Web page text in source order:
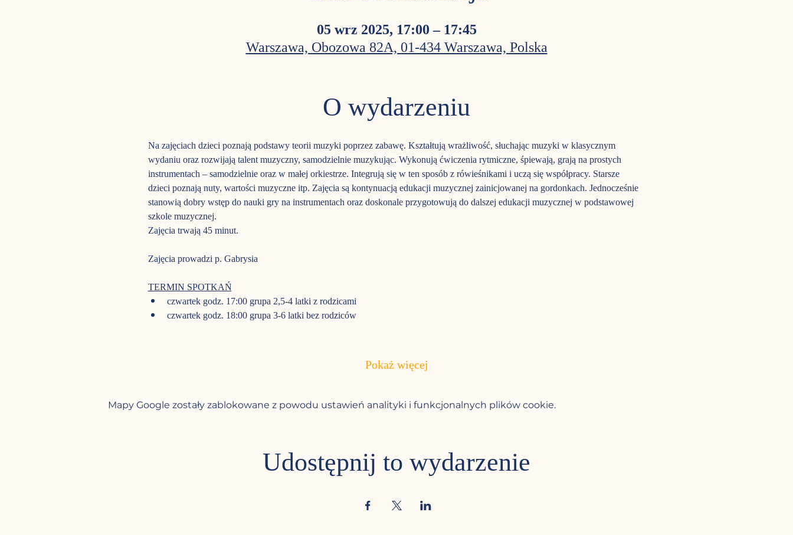
05 wrz 2025, 17:00 – 17:45
Warszawa, Obozowa 82A, 01-434 Warszawa, Polska
O wydarzeniu
Na zajęciach dzieci poznają podstawy teorii muzyki poprzez zabawę. Kształtują wrażliwość, słuchając muzyki w klasycznym
wydaniu oraz rozwijają talent muzyczny, samodzielnie muzykując. Wykonują ćwiczenia rytmiczne, śpiewają, grają na prostych
instrumentach – samodzielnie oraz w małej orkiestrze. Integrują się w ten sposób z rówieśnikami i uczą się współpracy. Starsze
dzieci poznają nuty, wartości muzyczne itp. Zajęcia są kontynuacją edukacji muzycznej zainicjowanej na gordonkach. Jednocześnie
stanowią dobry wstęp do nauki gry na instrumentach oraz doskonale przygotowują do dalszej edukacji muzycznej w podstawowej
szkole muzycznej.
Zajęcia trwają 45 minut.
Zajęcia prowadzi p. Gabrysia
TERMIN SPOTKAŃ
czwartek godz. 17:00 grupa 2,5-4 latki z rodzicami
czwartek godz. 18:00 grupa 3-6 latki bez rodziców
Pokaż więcej
Mapy Google zostały zablokowane z powodu ustawień analityki i funkcjonalnych plików cookie.
Udostępnij to wydarzenie